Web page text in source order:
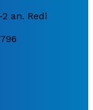
an. Redi